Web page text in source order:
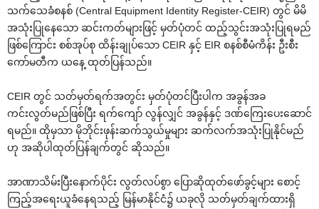
သက်သေခံစနစ် (Central Equipment Identity Register-CEIR) တွင် မိမိ
အသုံးပြုနေသော ဆင်းကတ်များဖြင့် မှတ်ပုံတင် ထည့်သွင်းအသုံးပြုရမည်
ဖြစ်ကြောင်း စစ်အုပ်စု ထိန်းချုပ်သော CEIR နှင့် EIR စနစ်စီမံကိန်း ဦးစီး
ကော်မတီက ယနေ့ ထုတ်ပြန်သည်။
CEIR တွင် သတ်မှတ်ရက်အတွင်း မှတ်ပုံတင်ပြီးပါက အခွန်အခ
ကင်းလွတ်မည်ဖြစ်ပြီး ရက်ကျော် လွန်လျှင် အခွန်နှင့် ဒဏ်ကြေးပေးဆောင်
ရမည်။ ထိုမှသာ မိုဘိုင်းဖုန်းဆက်သွယ်မှုများ ဆက်လက်အသုံးပြုနိုင်မည်
ဟု အဆိုပါထုတ်ပြန်ချက်တွင် ဆိုသည်။
အာဏာသိမ်းပြီးနောက်ပိုင်း လွတ်လပ်စွာ ပြောဆိုထုတ်ဖော်ခွင့်များ စောင့်
ကြည့်အရေးယူခံနေရသည့် မြန်မာနိုင်ငံ၌ ယခုလို သတ်မှတ်ချက်ထားရှိ